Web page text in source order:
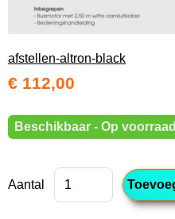
afstellen-altron-black
€ 112,00
Beschikbaar - Op voorraad
Aantal